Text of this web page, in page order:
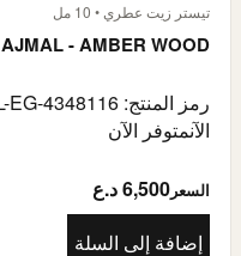
تيستر زيت عطري • 10 مل
AJMAL - AMBER WOOD
رمز المنتج: RSPPT10ML-EG-4348116
الآنمتوفر الآن
السعر 6,500 د.ع
إضافة إلى السلة